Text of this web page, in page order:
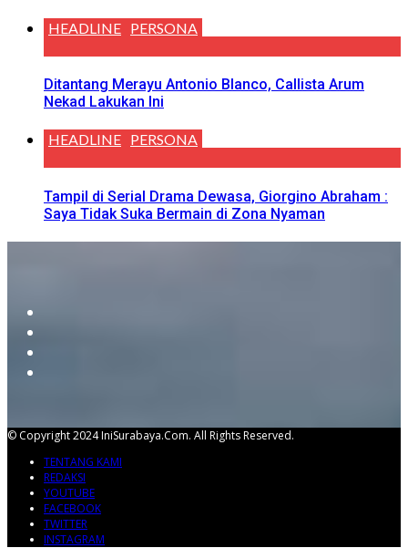
HEADLINE PERSONA
Ditantang Merayu Antonio Blanco, Callista Arum
Nekad Lakukan Ini
HEADLINE PERSONA
Tampil di Serial Drama Dewasa, Giorgino Abraham :
Saya Tidak Suka Bermain di Zona Nyaman
© Copyright 2024 IniSurabaya.com. All Rights Reserved.
TENTANG KAMI
REDAKSI
YOUTUBE
FACEBOOK
TWITTER
INSTAGRAM